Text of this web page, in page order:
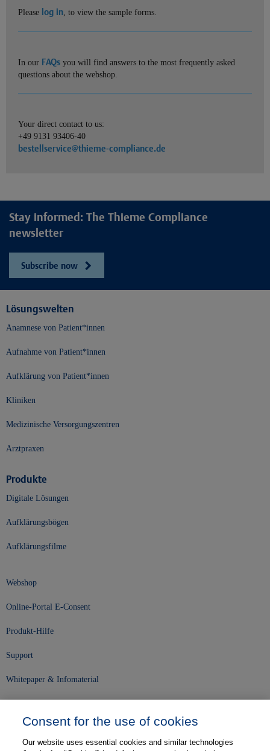
Please log in, to view the sample forms.
In our FAQs you will find answers to the most frequently asked
questions about the webshop.
Your direct contact to us:
+49 9131 93406-40
bestellservice@thieme-compliance.de
Stay informed: The Thieme Compliance
newsletter
Subscribe now
Lösungswelten
Anamnese von Patient*innen
Aufnahme von Patient*innen
Aufklärung von Patient*innen
Kliniken
Medizinische Versorgungszentren
Arztpraxen
Produkte
Digitale Lösungen
Aufklärungsbögen
Aufklärungsfilme
Webshop
Online-Portal E-Consent
Produkt-Hilfe
Support
Whitepaper & Infomaterial
Consent for the use of cookies
Our website uses essential cookies and similar technologies